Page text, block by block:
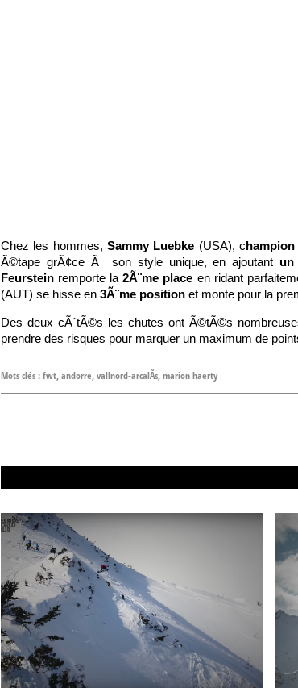
Chez les hommes, Sammy Luebke (USA), c
Ã©tape grÃ¢ce Ã son style unique, en ajoutant un
Feurstein remporte la2Ã¨me place en ridant
(AUT) se hisse en 3Ã¨me position et monte pour la
Des deux cÃ´tÃ©s les chutes ont Ã©tÃ©s
prendre des risques pour marquer un maximum de
Mots clés :fwt,andorre,vallnord-arcalÃ­s,marion haerty